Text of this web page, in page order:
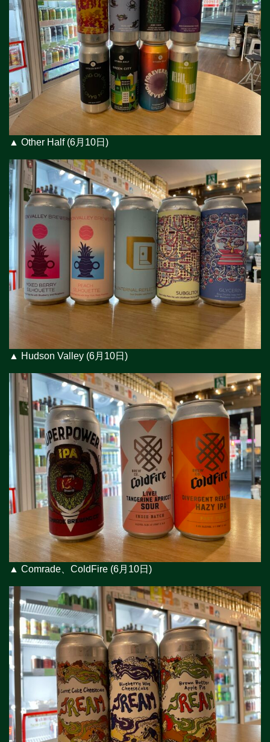
▲ Other Half (6月10日)
▲ Hudson Valley (6月10日)
▲ Comrade、ColdFire (6月10日)